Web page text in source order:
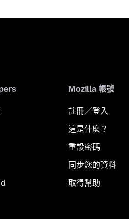
Mozilla 帳號
註冊／登入
這是什麼？
重設密碼
同步您的資料
取得幫助